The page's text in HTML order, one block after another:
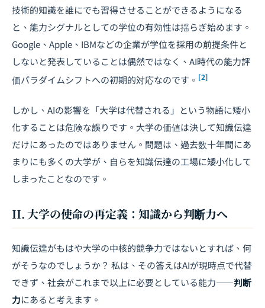
技術的知識を誰にでも習得させることができるようになる
と、能力シグナルとしての学位の有効性は揺らぎ始めます。
Google、Apple、IBMなどの企業が学位を採用の前提条件と
しないと発表していることは偶然ではなく、AI時代の能力評
価パラダイムシフトへの初期的対応なのです。 [2]
しかし、AIの影響を「大学は代替される」という物語に矮小
化することは危険な誤りです。大学の価値は決して知識伝達
だけにあったのではありません。問題は、過去数十年間にあ
まりにも多くの大学が、自らを知識伝達の工場に矮小化して
しまったことなのです。
II. 大学の使命の再定義：知識から判断力へ
知識伝達がもはや大学の中核的競争力ではないとすれば、何
がそうなのでしょうか？ 私は、その答えはAIが現時点で代替
できず、社会がこれまで以上に必要としている能力――判断
力にあると考えます。